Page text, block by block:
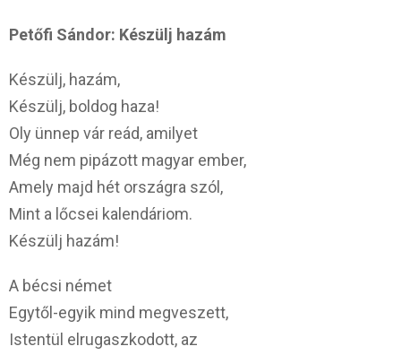
Petőfi Sándor: Készülj hazám
Készülj, hazám,
Készülj, boldog haza!
Oly ünnep vár reád, amilyet
Még nem pipázott magyar ember,
Amely majd hét országra szól,
Mint a lőcsei kalendáriom.
Készülj hazám!
A bécsi német
Egytől-egyik mind megveszett,
Istentül elrugaszkodott, az